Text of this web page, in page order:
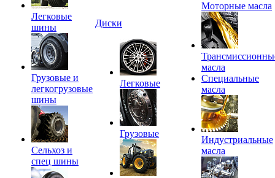
Легковые
шины
Грузовые и
легкогрузовые
шины
Сельхоз и
спец шины
Диски
Легковые
Грузовые
Моторные масла
масла
Специальные
масла
Индустриальные
масла